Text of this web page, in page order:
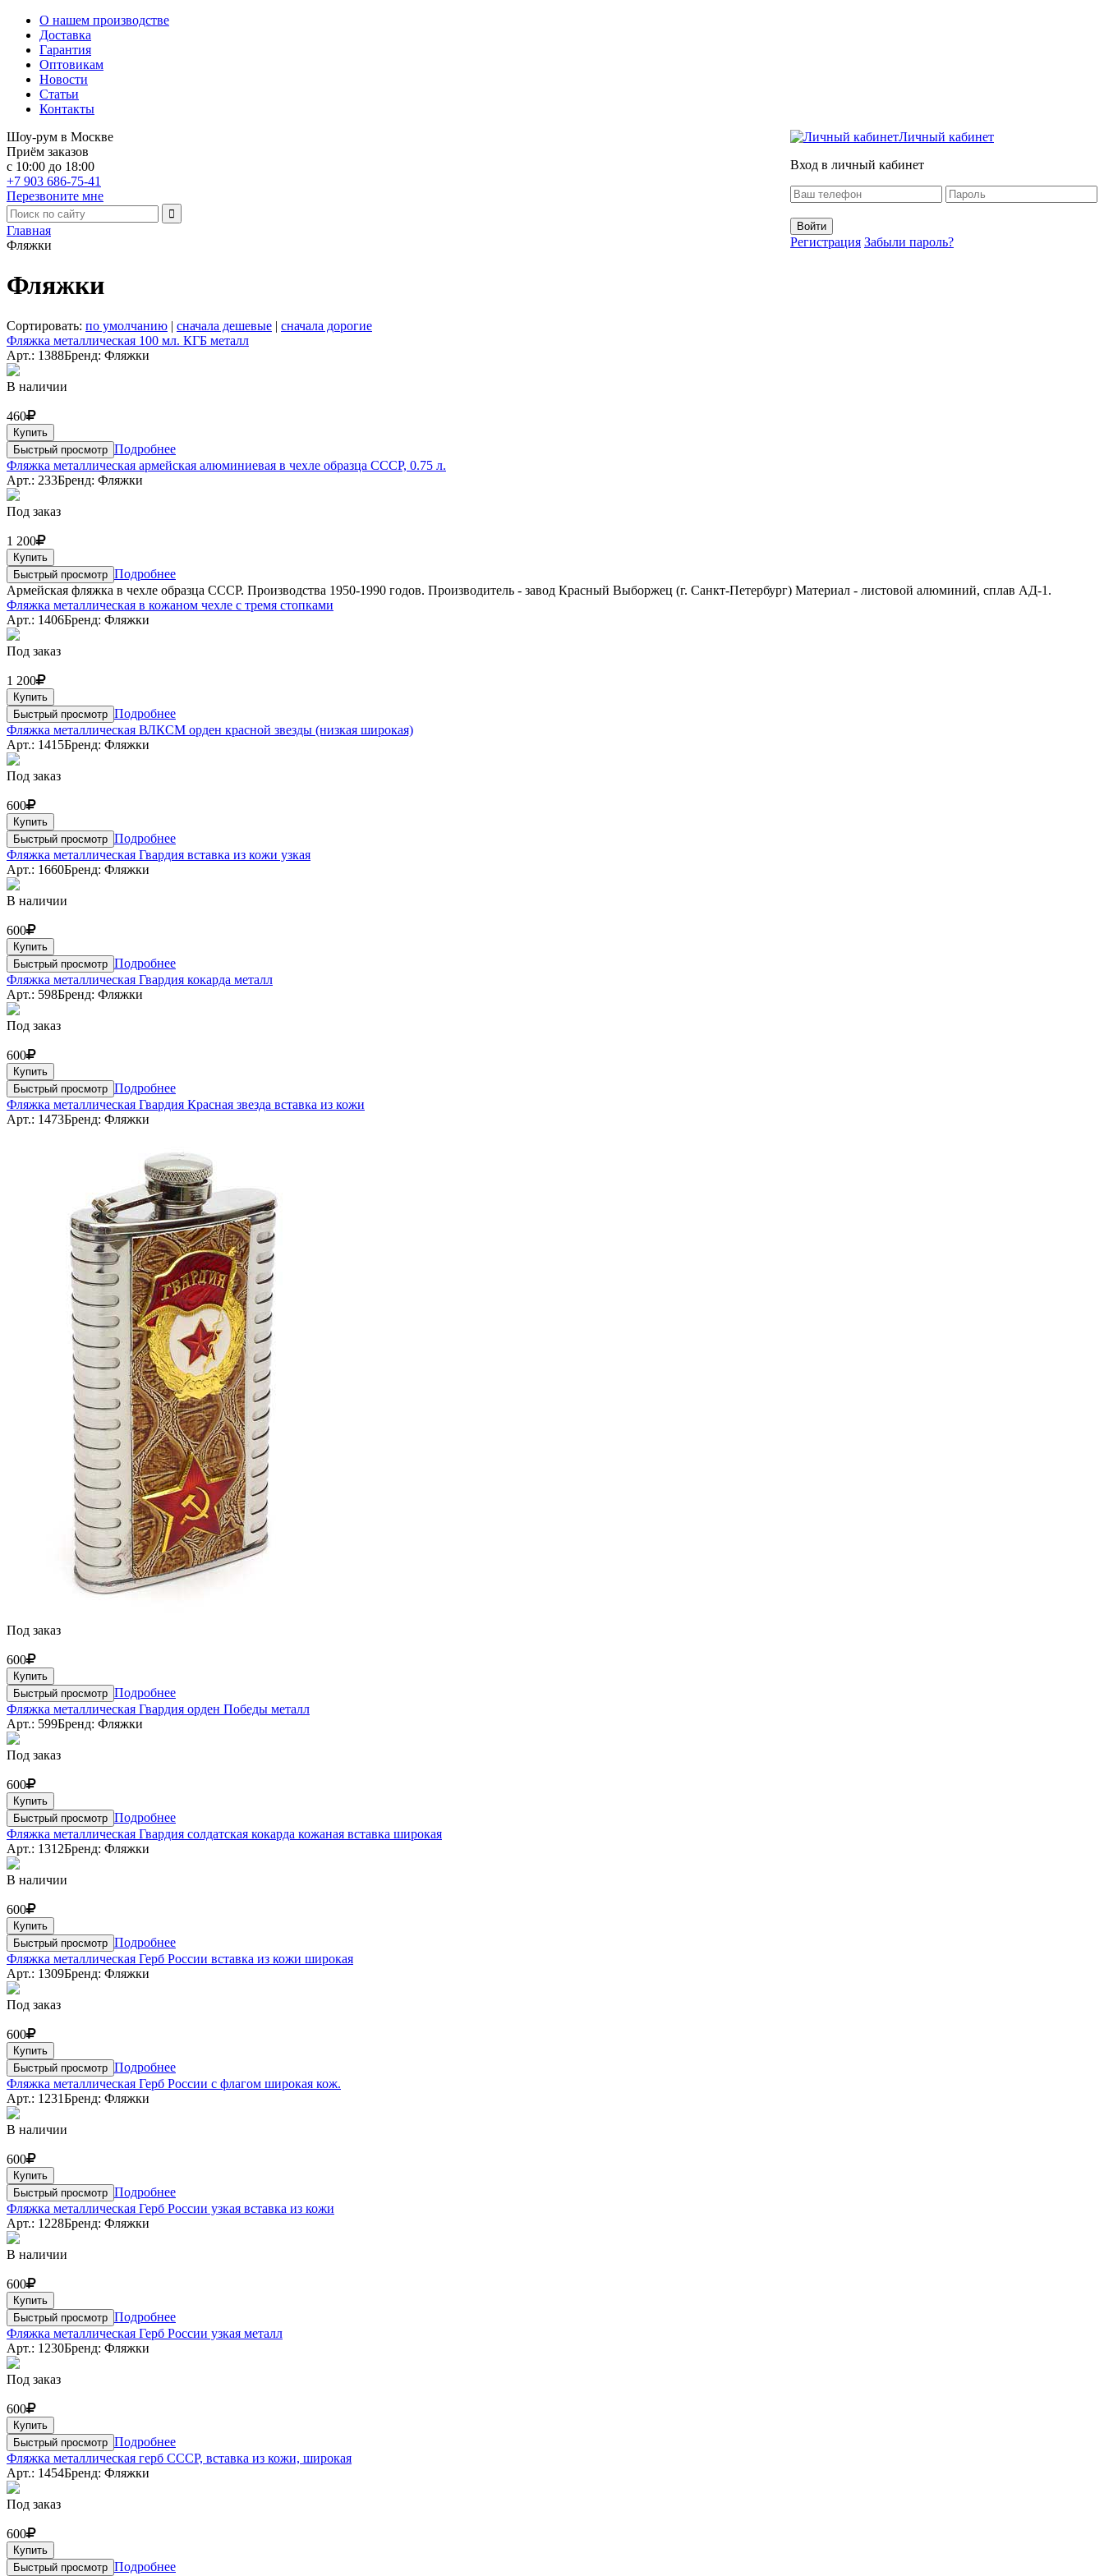
О нашем производстве
Доставка
Гарантия
Оптовикам
Новости
Статьи
Контакты
Личный кабинет
Вход в личный кабинет
Регистрация Забыли пароль?
Шоу-рум в Москве
Приём заказов
с 10:00 до 18:00
+7 903 686-75-41
Перезвоните мне
Главная
Фляжки
Фляжки
Сортировать: по умолчанию | сначала дешевые | сначала дорогие
Фляжка металлическая 100 мл. КГБ металл
Арт.: 1388Бренд: Фляжки
В наличии
460
Купить
Быстрый просмотр Подробнее
Фляжка металлическая армейская алюминиевая в чехле образца СССР, 0.75 л.
Арт.: 233Бренд: Фляжки
Под заказ
1 200
Купить
Быстрый просмотр Подробнее
Армейская фляжка в чехле образца СССР. Производства 1950-1990 годов. Производитель - завод Красный Выборжец (г. Санкт-Петербург) Материал - листовой алюминий, сплав АД-1.
Фляжка металлическая в кожаном чехле с тремя стопками
Арт.: 1406Бренд: Фляжки
Под заказ
1 200
Купить
Быстрый просмотр Подробнее
Фляжка металлическая ВЛКСМ орден красной звезды (низкая широкая)
Арт.: 1415Бренд: Фляжки
Под заказ
600
Купить
Быстрый просмотр Подробнее
Фляжка металлическая Гвардия вставка из кожи узкая
Арт.: 1660Бренд: Фляжки
В наличии
600
Купить
Быстрый просмотр Подробнее
Фляжка металлическая Гвардия кокарда металл
Арт.: 598Бренд: Фляжки
Под заказ
600
Купить
Быстрый просмотр Подробнее
Фляжка металлическая Гвардия Красная звезда вставка из кожи
Арт.: 1473Бренд: Фляжки
Под заказ
600
Купить
Быстрый просмотр Подробнее
Фляжка металлическая Гвардия орден Победы металл
Арт.: 599Бренд: Фляжки
Под заказ
600
Купить
Быстрый просмотр Подробнее
Фляжка металлическая Гвардия солдатская кокарда кожаная вставка широкая
Арт.: 1312Бренд: Фляжки
В наличии
600
Купить
Быстрый просмотр Подробнее
Фляжка металлическая Герб России вставка из кожи широкая
Арт.: 1309Бренд: Фляжки
Под заказ
600
Купить
Быстрый просмотр Подробнее
Фляжка металлическая Герб России с флагом широкая кож.
Арт.: 1231Бренд: Фляжки
В наличии
600
Купить
Быстрый просмотр Подробнее
Фляжка металлическая Герб России узкая вставка из кожи
Арт.: 1228Бренд: Фляжки
В наличии
600
Купить
Быстрый просмотр Подробнее
Фляжка металлическая Герб России узкая металл
Арт.: 1230Бренд: Фляжки
Под заказ
600
Купить
Быстрый просмотр Подробнее
Фляжка металлическая герб СССР, вставка из кожи, широкая
Арт.: 1454Бренд: Фляжки
Под заказ
600
Купить
Быстрый просмотр Подробнее